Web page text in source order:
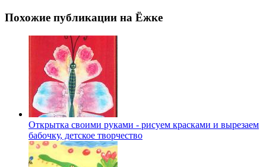
Похожие публикации на Ёжке
Открытка своими руками - рисуем красками и вырезаем
бабочку, детское творчество